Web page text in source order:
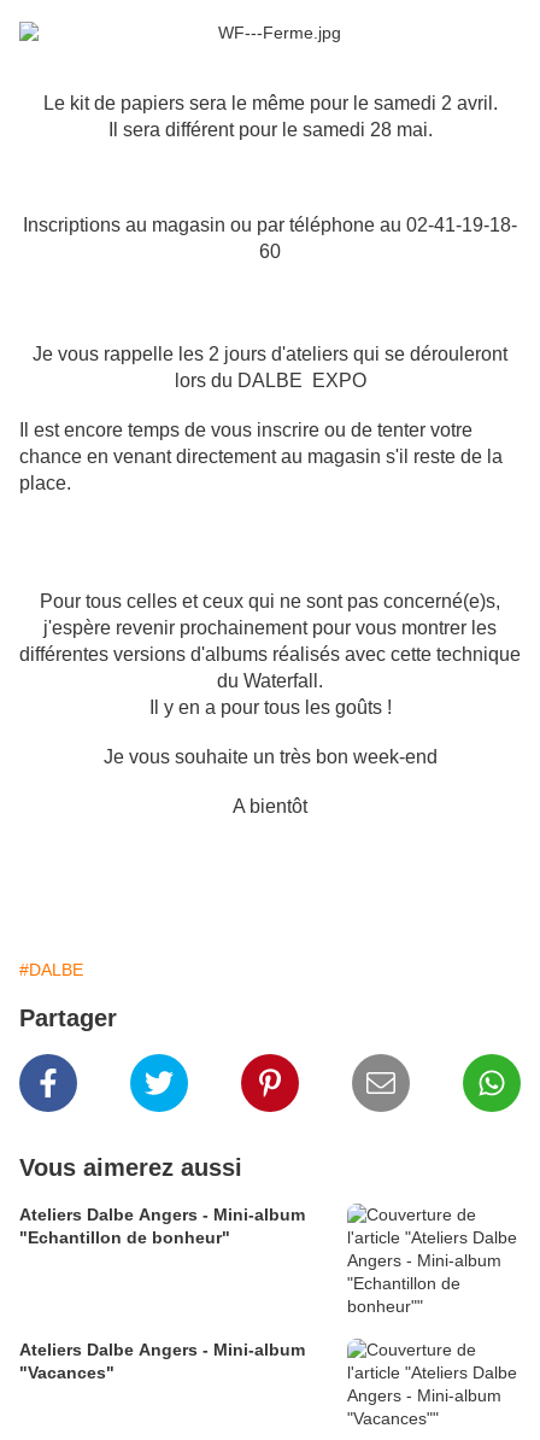
Le kit de papiers sera le même pour le samedi 2 avril.
Il sera différent pour le samedi 28 mai.
Inscriptions au magasin ou par téléphone au 02-41-19-18-
60
Je vous rappelle les 2 jours d'ateliers qui se dérouleront
lors du DALBE EXPO
Il est encore temps de vous inscrire ou de tenter votre
chance en venant directement au magasin s'il reste de la
place.
Pour tous celles et ceux qui ne sont pas concerné(e)s,
j'espère revenir prochainement pour vous montrer les
différentes versions d'albums réalisés avec cette technique
du Waterfall.
Il y en a pour tous les goûts !
Je vous souhaite un très bon week-end
A bientôt
#DALBE
Partager
Vous aimerez aussi
Ateliers Dalbe Angers - Mini-album
"Echantillon de bonheur"
Ateliers Dalbe Angers - Mini-album
"Vacances"